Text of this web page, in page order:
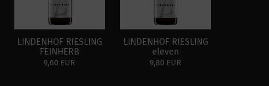
LINDENHOF RIESLING
FEINHERB
9,60 EUR
LINDENHOF RIESLING
eleven
9,80 EUR